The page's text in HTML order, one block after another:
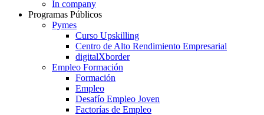
In company
Programas Públicos
Pymes
Curso Upskilling
Centro de Alto Rendimiento Empresarial
digitalXborder
Empleo Formación
Formación
Empleo
Desafío Empleo Joven
Factorías de Empleo